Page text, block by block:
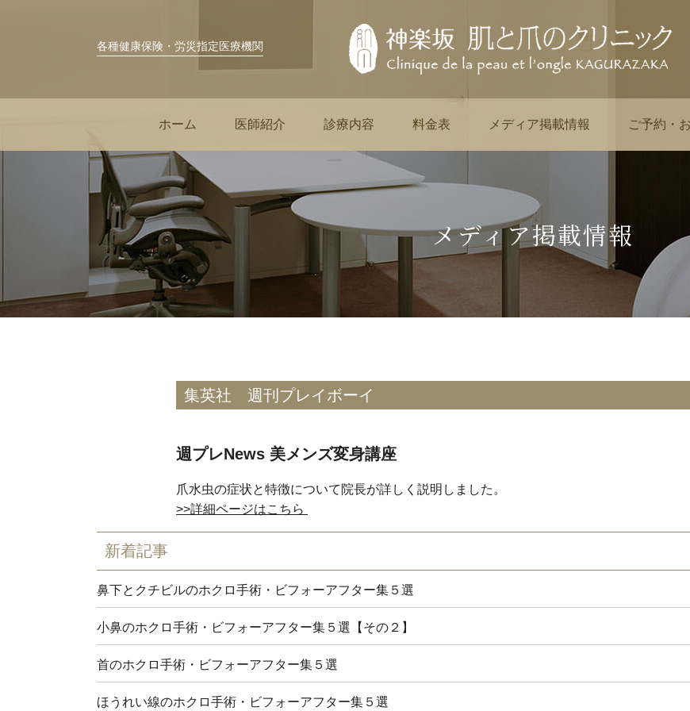
各種健康保険・労災指定医療機関
ホーム 医師紹介 診療内容 料金表 メディア掲載情報 ご予約・
メディア掲載情報
集英社 週刊プレイボーイ
週プレNews 美メンズ変身講座
爪水虫の症状と特徴について院長が詳しく説明しました。
>>詳細ページはこちら
新着記事
鼻下とクチビルのホクロ手術・ビフォーアフター集５選
小鼻のホクロ手術・ビフォーアフター集５選【その２】
首のホクロ手術・ビフォーアフター集５選
ほうれい線のホクロ手術・ビフォーアフター集５選